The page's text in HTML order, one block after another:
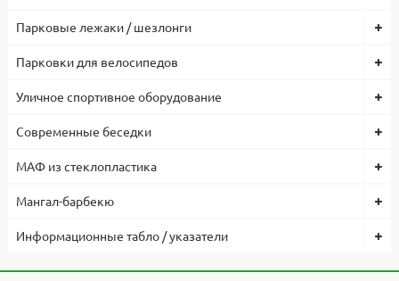
Парковые лежаки / шезлонги
Парковки для велосипедов
Уличное спортивное оборудование
Современные беседки
МАФ из стеклопластика
Мангал-барбекю
Информационные табло / указатели